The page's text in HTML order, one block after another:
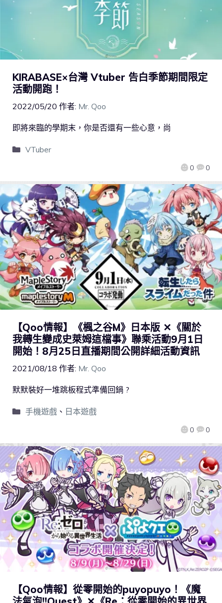
KIRABASE×台灣 Vtuber 告白季節期間限定
活動開跑！
2022/05/20 作者: Mr. Qoo
0 0
即將來臨的學期末，你是否還有一些心意，尚
VTuber
【Qoo情報】《楓之谷M》日本版 ✕《關於
我轉生變成史萊姆這檔事》聯乘活動9月1日
開始！8月25日直播期間公開詳細活動資訊
2021/08/18 作者: Mr. Qoo
0 0
默默裝好一堆跳板程式準備回鍋 ?
手機遊戲、 日本遊戲
【Qoo情報】從零開始的puyopuyo！《魔